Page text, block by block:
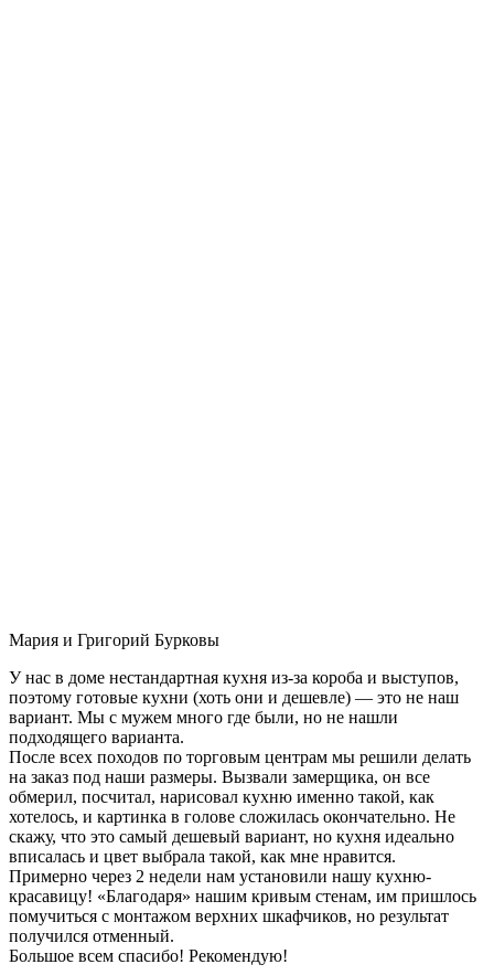
Мария и Григорий Бурковы
У нас в доме нестандартная кухня из-за короба и выступов,
поэтому готовые кухни (хоть они и дешевле) — это не наш
вариант. Мы с мужем много где были, но не нашли
подходящего варианта.
После всех походов по торговым центрам мы решили делать
на заказ под наши размеры. Вызвали замерщика, он все
обмерил, посчитал, нарисовал кухню именно такой, как
хотелось, и картинка в голове сложилась окончательно. Не
скажу, что это самый дешевый вариант, но кухня идеально
вписалась и цвет выбрала такой, как мне нравится.
Примерно через 2 недели нам установили нашу кухню-
красавицу! «Благодаря» нашим кривым стенам, им пришлось
помучиться с монтажом верхних шкафчиков, но результат
получился отменный.
Большое всем спасибо! Рекомендую!